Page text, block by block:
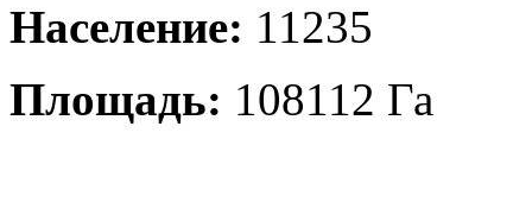
Население: 11235
Площадь: 108112 Га